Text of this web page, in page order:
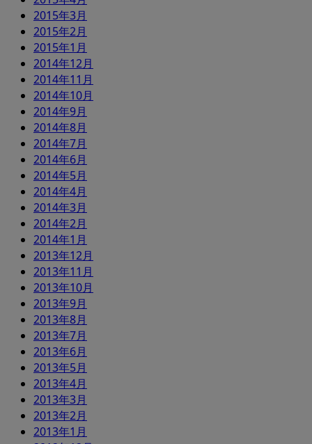
2015年3月
2015年2月
2015年1月
2014年12月
2014年11月
2014年10月
2014年9月
2014年8月
2014年7月
2014年6月
2014年5月
2014年4月
2014年3月
2014年2月
2014年1月
2013年12月
2013年11月
2013年10月
2013年9月
2013年8月
2013年7月
2013年6月
2013年5月
2013年4月
2013年3月
2013年2月
2013年1月